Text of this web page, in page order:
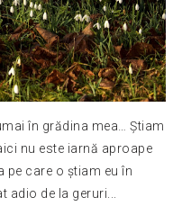
în grădina mea… Știam
nu este iarnă aproape
pe care o știam eu în
de la geruri...